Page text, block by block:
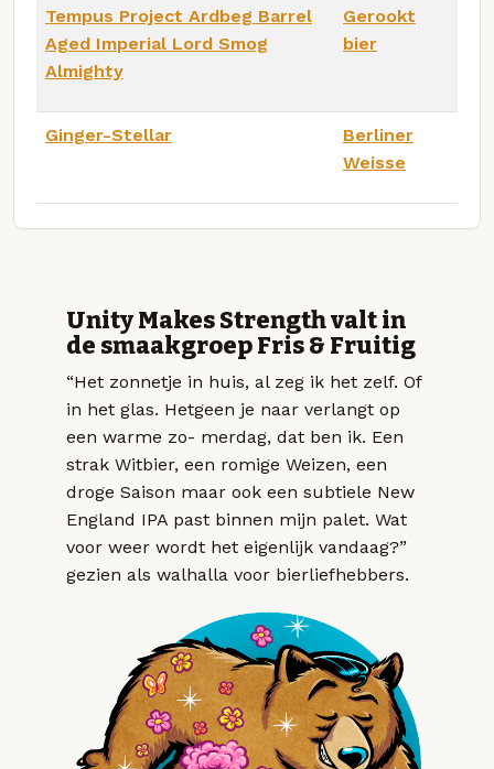
Tempus Project Ardbeg Barrel
Aged Imperial Lord Smog
Almighty
Gerookt
bier
Ginger-Stellar
Berliner
Weisse
Unity Makes Strength valt in
de smaakgroep Fris & Fruitig
“Het zonnetje in huis, al zeg ik het zelf. Of
in het glas. Hetgeen je naar verlangt op
een warme zo- merdag, dat ben ik. Een
strak Witbier, een romige Weizen, een
droge Saison maar ook een subtiele New
England IPA past binnen mijn palet. Wat
voor weer wordt het eigenlijk vandaag?”
gezien als walhalla voor bierliefhebbers.